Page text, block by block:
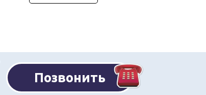
Позвонить